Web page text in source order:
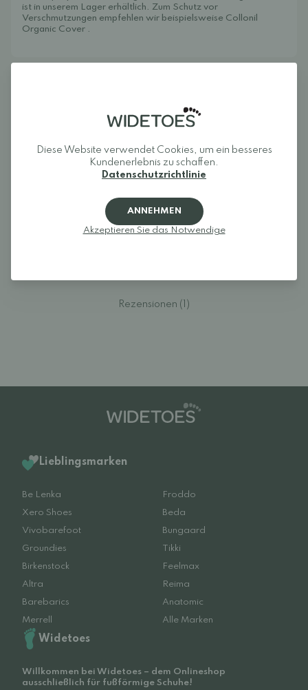
ist in unserem Lager erhältlich. Zum Schutz vor
Verschmutzungen empfehlen wir beispielsweise Collonil
Organic Cover .
Melden Sie sich an und bewerten Sie das Produkt.
Rezensionen (1)
Lieblingsmarken
Be Lenka
Froddo
Xero Shoes
Beda
Vivobarefoot
Bungaard
Groundies
Tikki
Birkenstock
Feelmax
Altra
Reima
Barebarics
Anatomic
Merrell
Alle Marken
Widetoes
Willkommen bei Widetoes – dem Onlineshop
ausschließlich für fußförmige Schuhe!
Diese Website verwendet Cookies, um ein besseres
Kundenerlebnis zu schaffen.
Datenschutzrichtlinie
ANNEHMEN
Akzeptieren Sie das Notwendige